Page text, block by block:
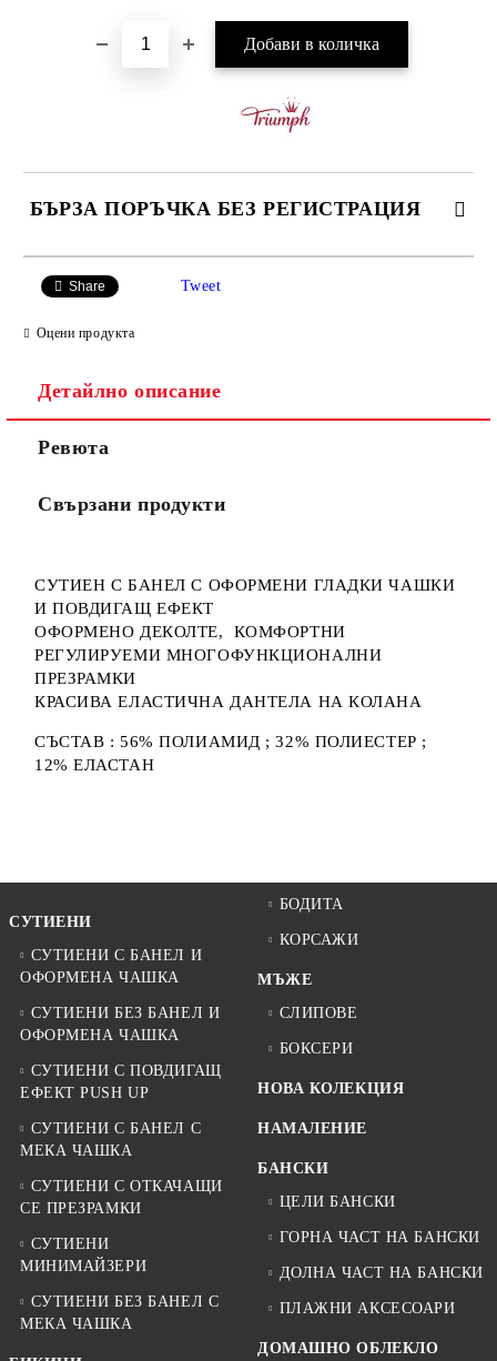
БЪРЗА ПОРЪЧКА БЕЗ РЕГИСТРАЦИЯ
Share Tweet
Оцени продукта
Детайлно описание
Ревюта
Свързани продукти
СУТИЕН С БАНЕЛ С ОФОРМЕНИ ГЛАДКИ ЧАШКИ
И ПОВДИГАЩ ЕФЕКТ
ОФОРМЕНО ДЕКОЛТЕ, КОМФОРТНИ
РЕГУЛИРУЕМИ МНОГОФУНКЦИОНАЛНИ
ПРЕЗРАМКИ
КРАСИВА ЕЛАСТИЧНА ДАНТЕЛА НА КОЛАНА
СЪСТАВ : 56% ПОЛИАМИД ; 32% ПОЛИЕСТЕР ;
12% ЕЛАСТАН
СУТИЕНИ
СУТИЕНИ С БАНЕЛ И
ОФОРМЕНА ЧАШКА
СУТИЕНИ БЕЗ БАНЕЛ И
ОФОРМЕНА ЧАШКА
СУТИЕНИ С ПОВДИГАЩ
ЕФЕКТ PUSH UP
СУТИЕНИ С БАНЕЛ С
МЕКА ЧАШКА
СУТИЕНИ С ОТКАЧАЩИ
СЕ ПРЕЗРАМКИ
СУТИЕНИ
МИНИМАЙЗЕРИ
СУТИЕНИ БЕЗ БАНЕЛ С
МЕКА ЧАШКА
БОДИТА
КОРСАЖИ
МЪЖЕ
СЛИПОВЕ
БОКСЕРИ
НОВА КОЛЕКЦИЯ
НАМАЛЕНИЕ
БАНСКИ
ЦЕЛИ БАНСКИ
ГОРНА ЧАСТ НА БАНСКИ
ДОЛНА ЧАСТ НА БАНСКИ
ПЛАЖНИ АКСЕСОАРИ
ДОМАШНО ОБЛЕКЛО